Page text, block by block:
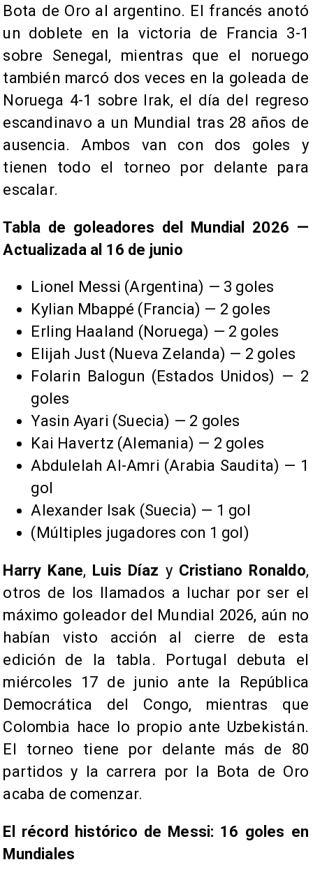
Bota de Oro al argentino. El francés anotó
un doblete en la victoria de Francia 3-1
sobre Senegal, mientras que el noruego
también marcó dos veces en la goleada de
Noruega 4-1 sobre Irak, el día del regreso
escandinavo a un Mundial tras 28 años de
ausencia. Ambos van con dos goles y
tienen todo el torneo por delante para
escalar.
Tabla de goleadores del Mundial 2026 —
Actualizada al 16 de junio
Lionel Messi (Argentina) — 3 goles
Kylian Mbappé (Francia) — 2 goles
Erling Haaland (Noruega) — 2 goles
Elijah Just (Nueva Zelanda) — 2 goles
Folarin Balogun (Estados Unidos) — 2
goles
Yasin Ayari (Suecia) — 2 goles
Kai Havertz (Alemania) — 2 goles
Abdulelah Al-Amri (Arabia Saudita) — 1
gol
Alexander Isak (Suecia) — 1 gol
(Múltiples jugadores con 1 gol)
Harry Kane, Luis Díaz y Cristiano Ronaldo,
otros de los llamados a luchar por ser el
máximo goleador del Mundial 2026, aún no
habían visto acción al cierre de esta
edición de la tabla. Portugal debuta el
miércoles 17 de junio ante la República
Democrática del Congo, mientras que
Colombia hace lo propio ante Uzbekistán.
El torneo tiene por delante más de 80
partidos y la carrera por la Bota de Oro
acaba de comenzar.
El récord histórico de Messi: 16 goles en
Mundiales